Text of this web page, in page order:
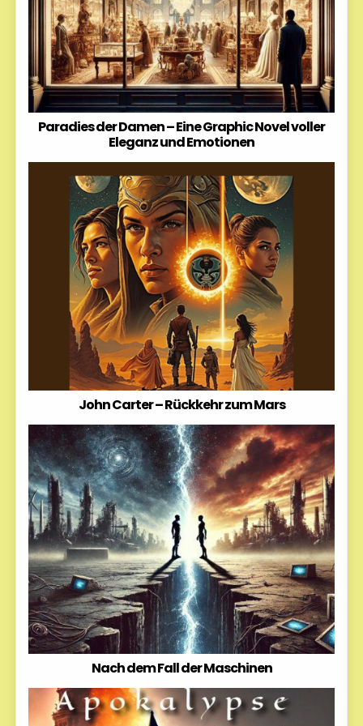
Paradies der Damen – Eine Graphic Novel voller
Eleganz und Emotionen
John Carter – Rückkehr zum Mars
Nach dem Fall der Maschinen